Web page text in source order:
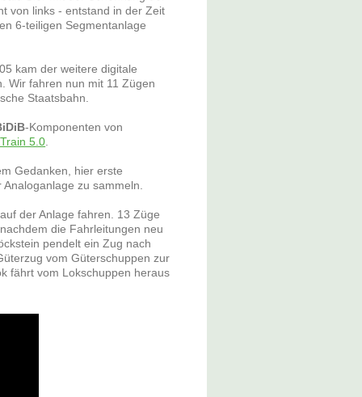
von links - entstand in der Zeit
6-teiligen Segmentanlage
kam der weitere digitale
Wir fahren nun mit 11 Zügen
Staatsbahn.
-Komponenten von
5.0
Gedanken, hier erste
zu sammeln.
der Anlage fahren. 13 Züge
die Fahrleitungen neu
pendelt ein Zug nach
vom Güterschuppen zur
fährt vom Lokschuppen heraus